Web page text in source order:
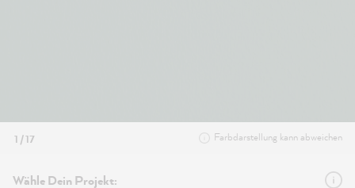
1 / 17 Farbdarstellung kann abweichen
Wähle Dein Projekt: